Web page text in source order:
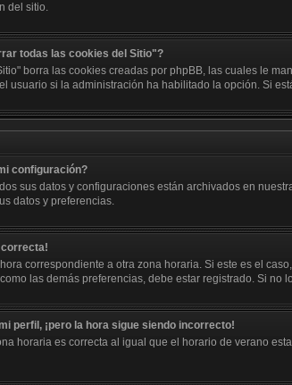
del sitio.
todas las cookies del Sitio"?
borra las cookies creadas por phpBB, las cuales le
usuario si la administración ha habilitado la opción. Si
configuración?
sus datos y configuraciones están archivados en
datos y preferencias.
correcta!
correspondiente a otra zona horaria. Si este es el
las demás preferencias, debe estar registrado. Si no
perfil, ¡pero la hora sigue siendo incorrecto!
horaria es correcta al igual que el horario de verano